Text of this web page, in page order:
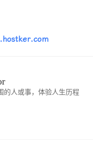
的人或事，体验人生历程